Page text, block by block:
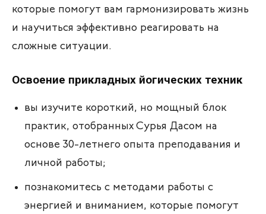
которые помогут вам гармонизировать жизнь
и научиться эффективно реагировать на
сложные ситуации.
Освоение прикладных йогических техник
вы изучите короткий, но мощный блок
практик, отобранных Сурья Дасом на
основе 30-летнего опыта преподавания и
личной работы;
познакомитесь с методами работы с
энергией и вниманием, которые помогут